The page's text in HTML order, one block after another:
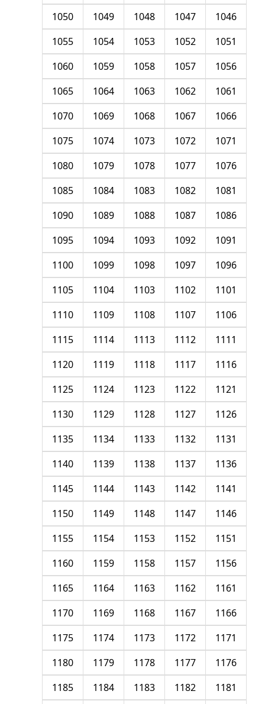
1046
1047
1048
1049
1050
1051
1052
1053
1054
1055
1056
1057
1058
1059
1060
1061
1062
1063
1064
1065
1066
1067
1068
1069
1070
1071
1072
1073
1074
1075
1076
1077
1078
1079
1080
1081
1082
1083
1084
1085
1086
1087
1088
1089
1090
1091
1092
1093
1094
1095
1096
1097
1098
1099
1100
1101
1102
1103
1104
1105
1106
1107
1108
1109
1110
1111
1112
1113
1114
1115
1116
1117
1118
1119
1120
1121
1122
1123
1124
1125
1126
1127
1128
1129
1130
1131
1132
1133
1134
1135
1136
1137
1138
1139
1140
1141
1142
1143
1144
1145
1146
1147
1148
1149
1150
1151
1152
1153
1154
1155
1156
1157
1158
1159
1160
1161
1162
1163
1164
1165
1166
1167
1168
1169
1170
1171
1172
1173
1174
1175
1176
1177
1178
1179
1180
1181
1182
1183
1184
1185